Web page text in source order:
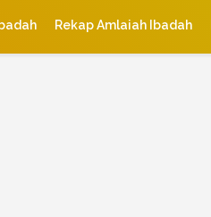
Rekap Amlaiah Ibadah